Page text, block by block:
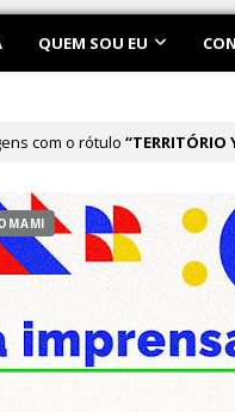
QUEM SOU EU
com o rótulo TERRITÓRIO